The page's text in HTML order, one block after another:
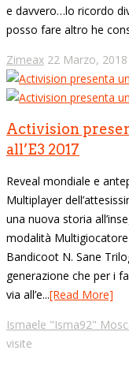
e davvero…lo ricordo
posso fare altro he
Zimeax 22 Marzo, 2018
Activision
all’E3 2017
Reveal mondiale e
Multiplayer
una nuova storia
modalità
Bandicoot N. Sane
generazione che per i
via all’e...[Read More]
Ismaele "Isma92"
visite